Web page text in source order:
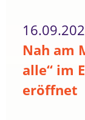
Nah am
alle“ im
eröffnet